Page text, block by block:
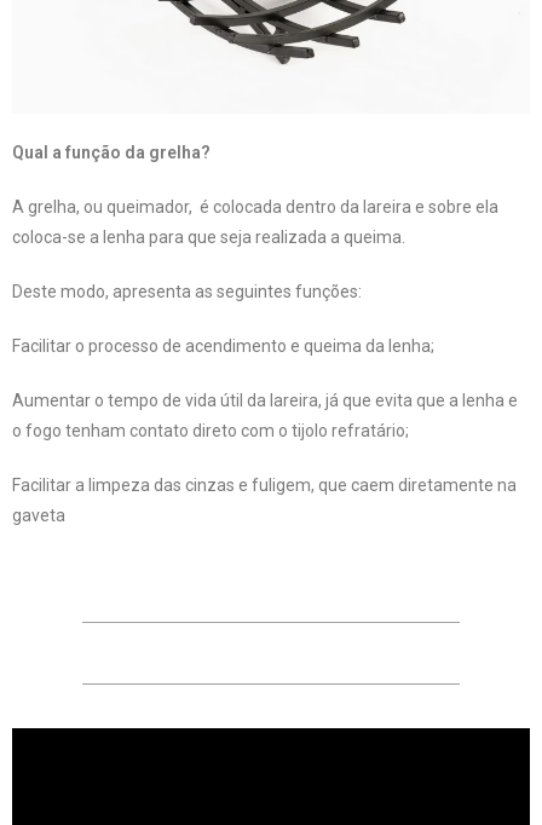
Qual a função da grelha?
A grelha, ou queimador, é colocada dentro da lareira e sobre ela
coloca-se a lenha para que seja realizada a queima.
Deste modo, apresenta as seguintes funções:
Facilitar o processo de acendimento e queima da lenha;
Aumentar o tempo de vida útil da lareira, já que evita que a lenha e
o fogo tenham contato direto com o tijolo refratário;
Facilitar a limpeza das cinzas e fuligem, que caem diretamente na
gaveta